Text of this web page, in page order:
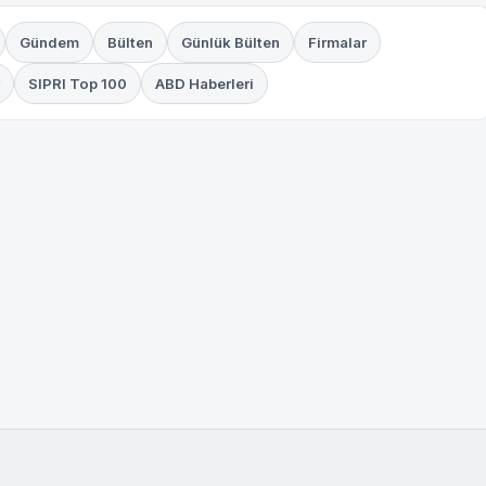
Gündem Bülten Günlük Bülten Firmalar
SIPRI Top 100 ABD Haberleri